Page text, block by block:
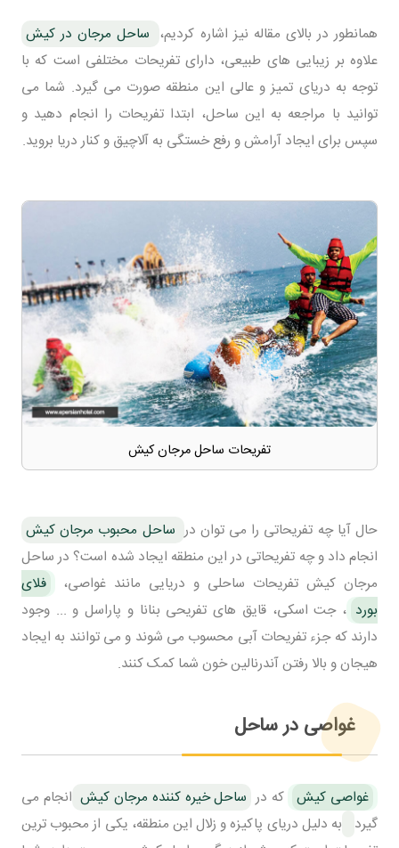
همانطور در بالای مقاله نیز اشاره کردیم، ساحل مرجان در کیش
علاوه بر زیبایی های طبیعی، دارای تفریحات مختلفی است که با
توجه به دریای تمیز و عالی این منطقه صورت می گیرد. شما می
توانید با مراجعه به این ساحل، ابتدا تفریحات را انجام دهید و
سپس برای ایجاد آرامش و رفع خستگی به آلاچیق و کنار دریا بروید.
تفریحات ساحل مرجان کیش
حال آیا چه تفریحاتی را می توان در ساحل محبوب مرجان کیش
انجام داد و چه تفریحاتی در این منطقه ایجاد شده است؟ در ساحل
مرجان کیش تفریحات ساحلی و دریایی مانند غواصی،
فلای
بورد ، جت اسکی، قایق های تفریحی بنانا و پاراسل و ... وجود
دارند که جزء تفریحات آبی محسوب می شوند و می توانند به ایجاد
هیجان و بالا رفتن آندرنالین خون شما کمک کنند.
غواصی در ساحل
غواصی کیش که در ساحل خیره کننده مرجان کیش انجام می
گیرد
به دلیل دریای پاکیزه و زلال این منطقه، یکی از محبوب ترین